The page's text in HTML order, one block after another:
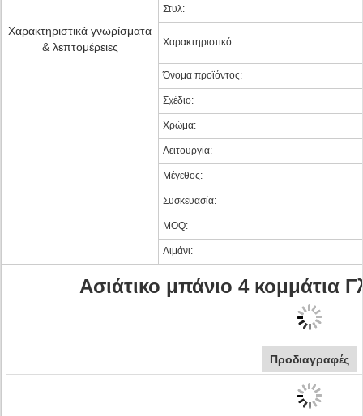
Χαρακτηριστικά γνωρίσματα
& λεπτομέρειες
Στυλ:
Χαρακτηριστικό:
Όνομα προϊόντος:
Σχέδιο:
Χρώμα:
Λειτουργία:
Μέγεθος:
Συσκευασία:
MOQ:
Λιμάνι:
Ασιάτικο μπάνιο 4 κομμάτια
Προδιαγραφές